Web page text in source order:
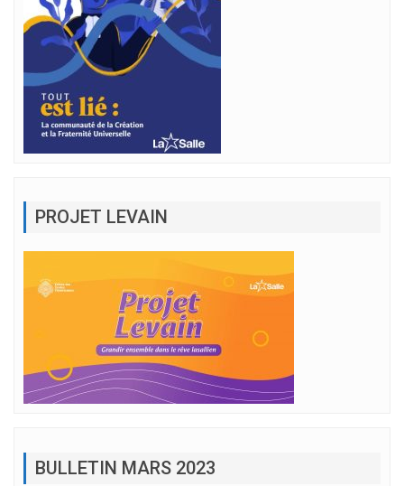
PROJET LEVAIN
BULLETIN MARS 2023